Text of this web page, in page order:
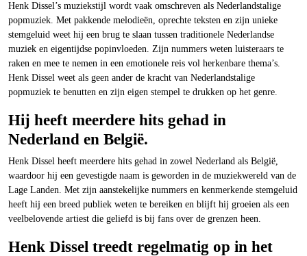
Henk Dissel’s muziekstijl wordt vaak omschreven als Nederlandstalige
popmuziek. Met pakkende melodieën, oprechte teksten en zijn unieke
stemgeluid weet hij een brug te slaan tussen traditionele Nederlandse
muziek en eigentijdse popinvloeden. Zijn nummers weten luisteraars te
raken en mee te nemen in een emotionele reis vol herkenbare thema’s.
Henk Dissel weet als geen ander de kracht van Nederlandstalige
popmuziek te benutten en zijn eigen stempel te drukken op het genre.
Hij heeft meerdere hits gehad in
Nederland en België.
Henk Dissel heeft meerdere hits gehad in zowel Nederland als België,
waardoor hij een gevestigde naam is geworden in de muziekwereld van de
Lage Landen. Met zijn aanstekelijke nummers en kenmerkende stemgeluid
heeft hij een breed publiek weten te bereiken en blijft hij groeien als een
veelbelovende artiest die geliefd is bij fans over de grenzen heen.
Henk Dissel treedt regelmatig op in het